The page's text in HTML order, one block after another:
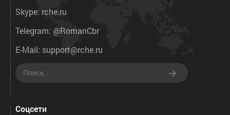
Skype: rche.ru
Telegram: @RomanCbr
E-Mail: support@rche.ru
Соцсети